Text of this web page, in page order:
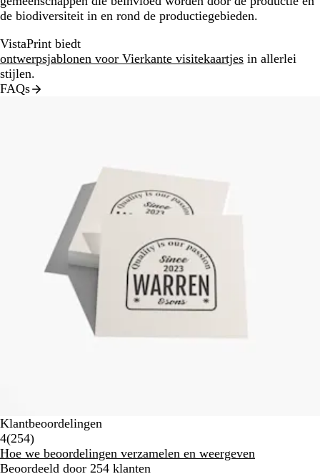
de biodiversiteit in en rond de productiegebieden.
VistaPrint biedt
ontwerpsjablonen voor Vierkante visitekaartjes in allerlei
stijlen.
FAQs
Klantbeoordelingen
4(254254
beoordelingen
)
Hoe we beoordelingen verzamelen en weergeven
Beoordeeld door 254 klanten